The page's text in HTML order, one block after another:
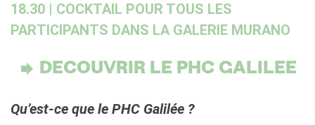
18.30 | COCKTAIL POUR TOUS LES
PARTICIPANTS DANS LA GALERIE MURANO
DECOUVRIR LE PHC GALILEE
Qu’est-ce que le PHC Galilée ?